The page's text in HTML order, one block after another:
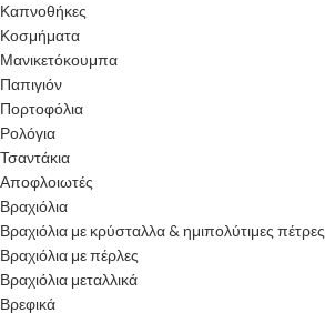
Καπνοθήκες
Κοσμήματα
Μανικετόκουμπα
Παπιγιόν
Πορτοφόλια
Ρολόγια
Τσαντάκια
Αποφλοιωτές
Βραχιόλια
Βραχιόλια με κρύσταλλα & ημιπολύτιμες πέτρες
Βραχιόλια με πέρλες
Βραχιόλια μεταλλικά
Βρεφικά